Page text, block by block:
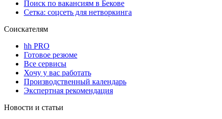
Поиск по вакансиям в Бекове
Сетка: соцсеть для нетворкинга
Соискателям
hh PRO
Готовое резюме
Все сервисы
Хочу у вас работать
Производственный календарь
Экспертная рекомендация
Новости и статьи